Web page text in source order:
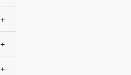
+
+
+